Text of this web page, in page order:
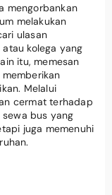
mengorbankan
melakukan
ulasan
kolega yang
itu, memesan
Melalui
cermat terhadap
bus yang
juga memenuhi